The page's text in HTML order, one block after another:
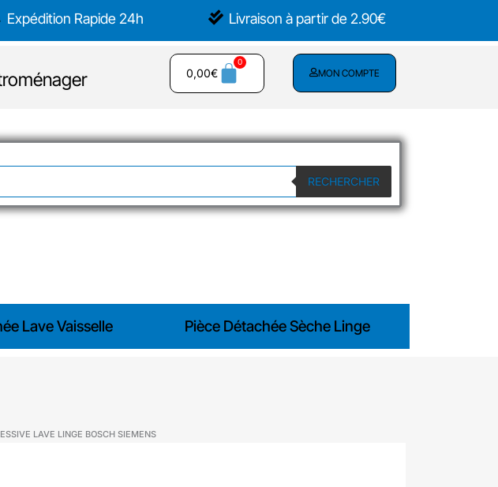
Expédition Rapide 24h Livraison à partir de 2.90€
0,00€ MON COMPTE
RECHERCHER
Lave Vaisselle Pièce Détachée Sèche Linge
LAVE LINGE BOSCH SIEMENS